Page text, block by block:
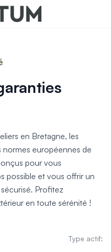
avec décors
économiques
Portail
portillons
contemporains
traditionnels
architectes
décoratifs
Portillon
Spéciales
contemporaines
traditionnelles
en Bretagne, les
européennes de
pour vous
possible et vous offrir un
Profitez
en toute sérénité !
Type actif: